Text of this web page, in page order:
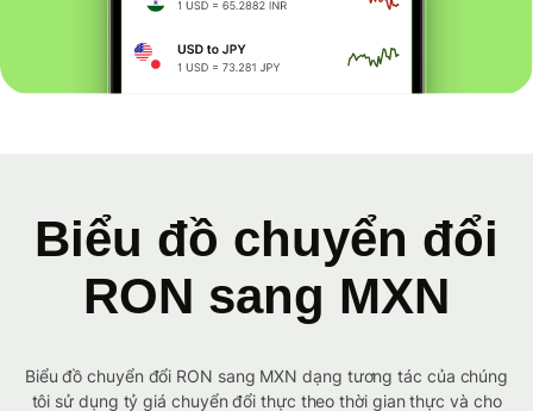
Biểu đồ chuyển đổi
RON sang MXN
Biểu đồ chuyển đổi RON sang MXN dạng tương tác của chúng
tôi sử dụng tỷ giá chuyển đổi thực theo thời gian thực và cho